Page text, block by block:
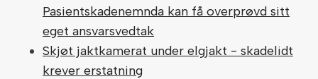
Pasientskadenemnda kan få overprøvd sitt
eget ansvarsvedtak
Skjøt jaktkamerat under elgjakt - skadelidt
krever erstatning